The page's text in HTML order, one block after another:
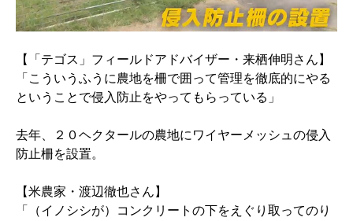
【「テゴス」フィールドアドバイザー・来栖伸明さん】
「こういうふうに農地を柵で囲って管理を徹底的にやる
ということで侵入防止をやってもらっている」
去年、２０ヘクタールの農地にワイヤーメッシュの侵入
防止柵を設置。
【米農家・渡辺徹也さん】
「（イノシシが）コンクリートの下をえぐり取ってのり